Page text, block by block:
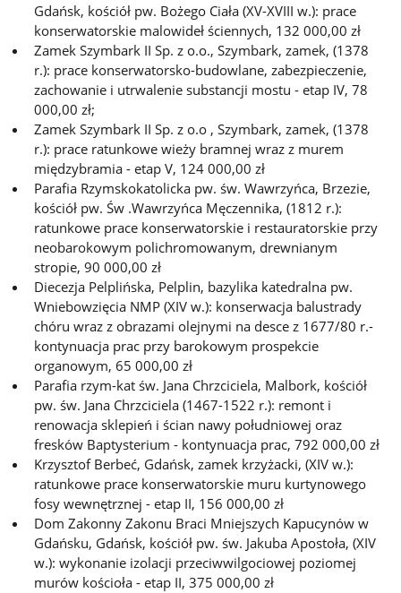
Gdańsk, kościół pw. Bożego Ciała (XV-XVIII w.): prace
konserwatorskie malowideł ściennych, 132 000,00 zł
Zamek Szymbark II Sp. z o.o., Szymbark, zamek, (1378
r.): prace konserwatorsko-budowlane, zabezpieczenie,
zachowanie i utrwalenie substancji mostu - etap IV, 78
000,00 zł;
Zamek Szymbark II Sp. z o.o , Szymbark, zamek, (1378
r.): prace ratunkowe wieży bramnej wraz z murem
międzybramia - etap V, 124 000,00 zł
Parafia Rzymsko­katolicka pw. św. Wawrzyńca, Brzezie,
kościół pw. Św .Wawrzyńca Męczennika, (1812 r.):
ratunkowe prace konserwatorskie i restauratorskie przy
neobarokowym polichromowanym, drewnianym
stropie, 90 000,00 zł
Diecezja Pelplińska, Pelplin, bazylika katedralna pw.
Wniebowzięcia NMP (XIV w.): konserwacja balustrady
chóru wraz z obrazami olejnymi na desce z 1677/80 r.-
kontynuacja prac przy barokowym prospekcie
organowym, 65 000,00 zł
Parafia rzym-kat św. Jana Chrzciciela, Malbork, kościół
pw. św. Jana Chrzciciela (1467-1522 r.): remont i
renowacja sklepień i ścian nawy południowej oraz
fresków Baptysterium - kontynuacja prac, 792 000,00 zł
Krzysztof Berbeć, Gdańsk, zamek krzyżacki, (XIV w.):
ratunkowe prace konserwatorskie muru kurtynowego
fosy wewnętrznej - etap II, 156 000,00 zł
Dom Zakonny Zakonu Braci Mniejszych Kapucynów w
Gdańsku, Gdańsk, kościół pw. św. Jakuba Apostoła, (XIV
w.): wykonanie izolacji przeciwwilgociowej poziomej
murów kościoła - etap II, 375 000,00 zł